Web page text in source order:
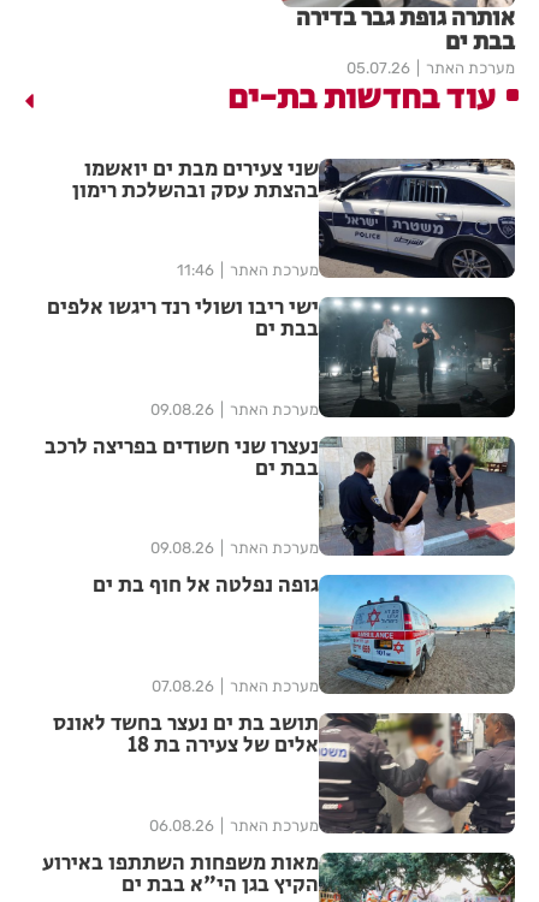
אותרה גופת גבר בדירה
בבת ים
מערכת האתר 05.07.26
עוד בחדשות בת-ים
שני צעירים מבת ים יואשמו
בהצתת עסק ובהשלכת רימון
מערכת האתר 11:46
ישי ריבו ושולי רנד ריגשו אלפים
בבת ים
מערכת האתר 09.08.26
נעצרו שני חשודים בפריצה לרכב
בבת ים
מערכת האתר 09.08.26
גופה נפלטה אל חוף בת ים
מערכת האתר 07.08.26
תושב בת ים נעצר בחשד לאונס
אלים של צעירה בת 18
מערכת האתר 06.08.26
מאות משפחות השתתפו באירוע
הקיץ בגן הי"א בבת ים